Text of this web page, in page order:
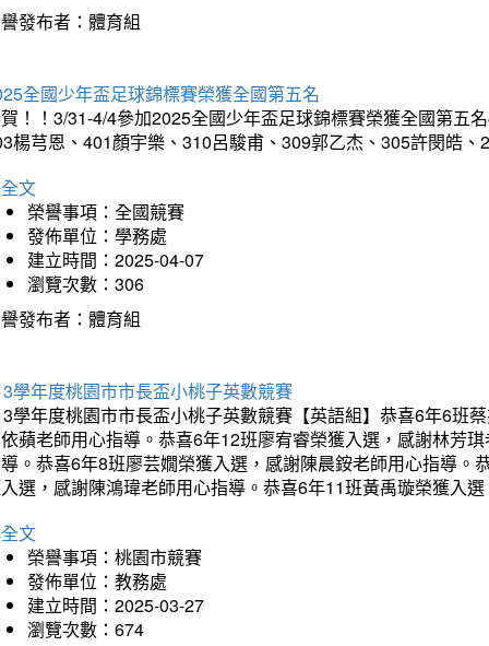
發布者：體育組
全國少年盃足球錦標賽榮獲全國第五名
！！3/31-4/4參加2025全國少年盃足球錦標賽榮獲全國第五
楊芎恩、401顏宇樂、310呂駿甫、309郭乙杰、305許閔皓
文
榮譽事項：全國競賽
發佈單位：學務處
建立時間：2025-04-07
瀏覽次數：306
發布者：體育組
學年度桃園市市長盃小桃子英數競賽
學年度桃園市市長盃小桃子英數競賽【英語組】恭喜6年6班
蘋老師用心指導。恭喜6年12班廖宥睿榮獲入選，感謝林芳
。恭喜6年8班廖芸嫺榮獲入選，感謝陳晨銨老師用心指導
選，感謝陳鴻瑋老師用心指導。恭喜6年11班黃禹璇榮獲入
文
榮譽事項：桃園市競賽
發佈單位：教務處
建立時間：2025-03-27
瀏覽次數：674